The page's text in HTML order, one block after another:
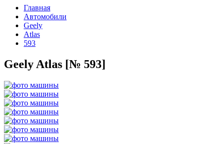
Главная
Автомобили
Geely
Atlas
593
Geely Atlas [№ 593]